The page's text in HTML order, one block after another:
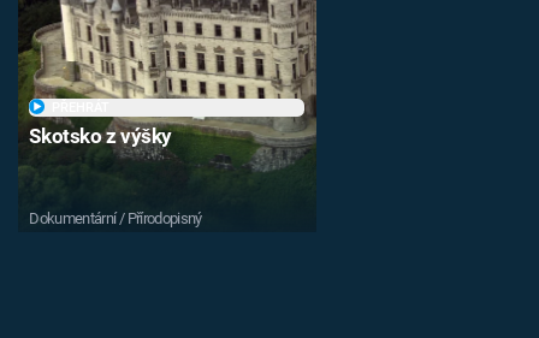
Skotsko z výšky
Dokumentární / Přírodopisný